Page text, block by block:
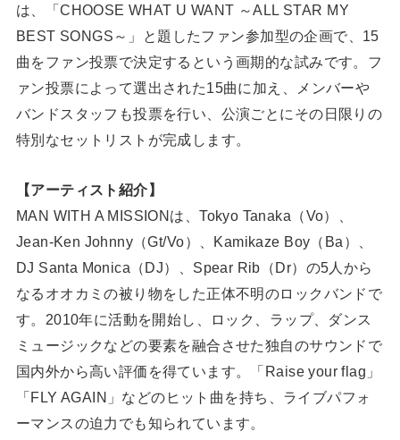
は、「CHOOSE WHAT U WANT ～ALL STAR MY
BEST SONGS～」と題したファン参加型の企画で、15
曲をファン投票で決定するという画期的な試みです。フ
ァン投票によって選出された15曲に加え、メンバーや
バンドスタッフも投票を行い、公演ごとにその日限りの
特別なセットリストが完成します。
【アーティスト紹介】
MAN WITH A MISSIONは、Tokyo Tanaka（Vo）、
Jean-Ken Johnny（Gt/Vo）、Kamikaze Boy（Ba）、
DJ Santa Monica（DJ）、Spear Rib（Dr）の5人から
なるオオカミの被り物をした正体不明のロックバンドで
す。2010年に活動を開始し、ロック、ラップ、ダンス
ミュージックなどの要素を融合させた独自のサウンドで
国内外から高い評価を得ています。「Raise your flag」
「FLY AGAIN」などのヒット曲を持ち、ライブパフォ
ーマンスの迫力でも知られています。